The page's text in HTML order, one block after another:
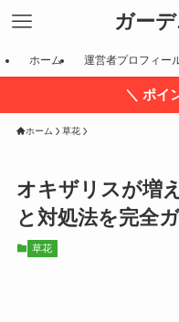
ガー
ホーム 運営者プロフィー
＼ ポイ
ホーム 草花
オキザリスが増
と対処法を完全
草花